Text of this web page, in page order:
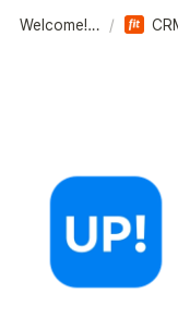
Welcome! Assistfit /